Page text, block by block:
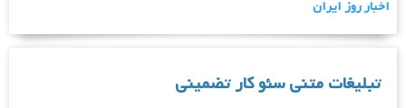
اخبار روز ایران
تبلیغات متنی سئو کار تضمینی